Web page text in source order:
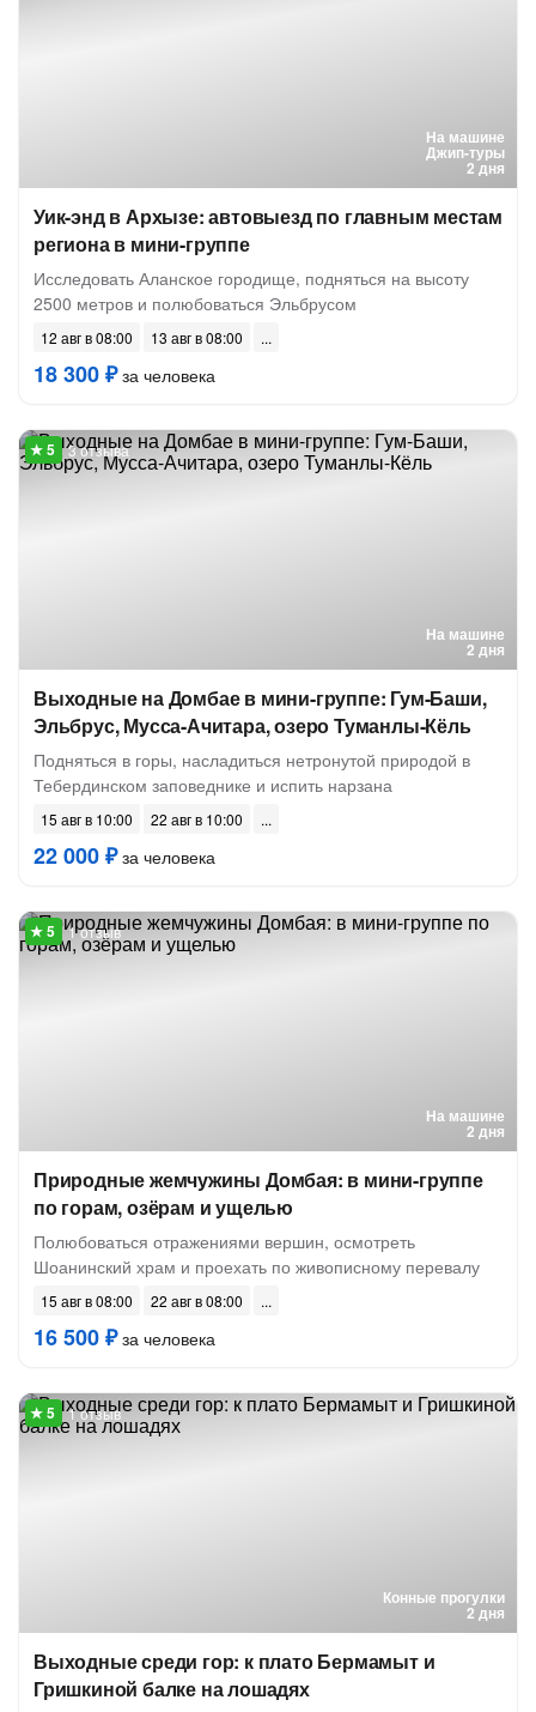
На машине
Джип-туры
2 дня
Уик-энд в Архызе: автовыезд по главным местам
региона в мини-группе
Исследовать Аланское городище, подняться на высоту
2500 метров и полюбоваться Эльбрусом
12 авг в 08:00 13 авг в 08:00
18 300 ₽за человека
На машине
2 дня
3 отзыва
Выходные на Домбае в мини-группе: Гум-Баши,
Эльбрус, Мусса-Ачитара, озеро Туманлы-Кёль
Подняться в горы, насладиться нетронутой природой в
Тебердинском заповеднике и испить нарзана
15 авг в 10:00 22 авг в 10:00
22 000 ₽за человека
На машине
2 дня
1 отзыв
Природные жемчужины Домбая: в мини-группе
по горам, озёрам и ущелью
Полюбоваться отражениями вершин, осмотреть
Шоанинский храм и проехать по живописному перевалу
15 авг в 08:00 22 авг в 08:00
16 500 ₽за человека
Конные прогулки
2 дня
1 отзыв
Выходные среди гор: к плато Бермамыт и
Гришкиной балке на лошадях